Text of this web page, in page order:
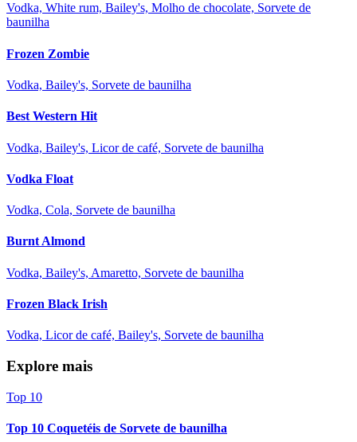
Vodka, White rum, Bailey's, Molho de chocolate, Sorvete de
baunilha
Frozen Zombie
Vodka, Bailey's, Sorvete de baunilha
Best Western Hit
Vodka, Bailey's, Licor de café, Sorvete de baunilha
Vodka Float
Vodka, Cola, Sorvete de baunilha
Burnt Almond
Vodka, Bailey's, Amaretto, Sorvete de baunilha
Frozen Black Irish
Vodka, Licor de café, Bailey's, Sorvete de baunilha
Explore mais
Top 10
Top 10 Coquetéis de Sorvete de baunilha